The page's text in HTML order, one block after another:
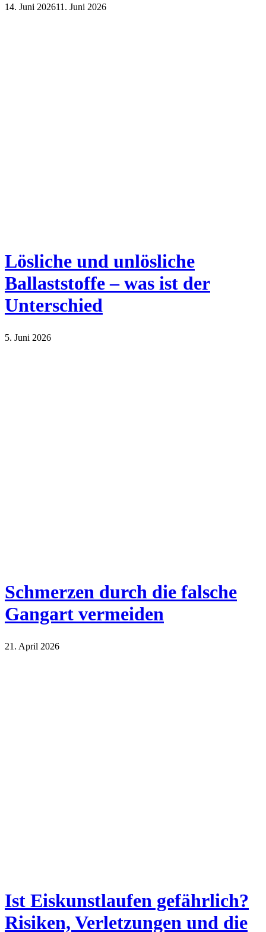
14. Juni 202611. Juni 2026
Lösliche und unlösliche
Ballaststoffe – was ist der
Unterschied
5. Juni 2026
Schmerzen durch die falsche
Gangart vermeiden
21. April 2026
Ist Eiskunstlaufen gefährlich?
Risiken, Verletzungen und die